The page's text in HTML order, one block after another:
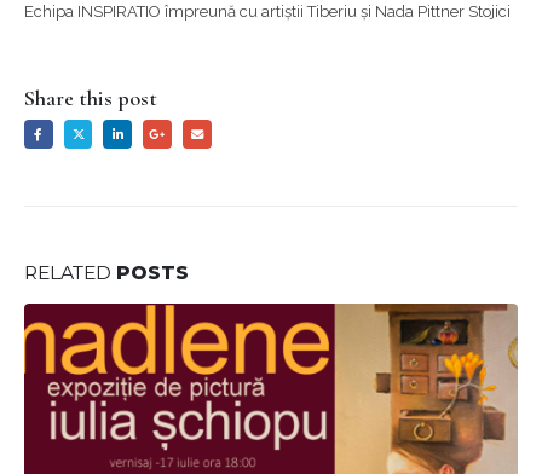
Echipa INSPIRATIO împreună cu artiștii Tiberiu și Nada Pittner Stojici
Share this post
RELATED POSTS